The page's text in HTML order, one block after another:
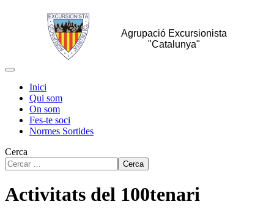
Agrupació Excursionista
"Catalunya"
Inici
Qui som
On som
Fes-te soci
Normes Sortides
Cerca
Cerca
Activitats del 100tenari